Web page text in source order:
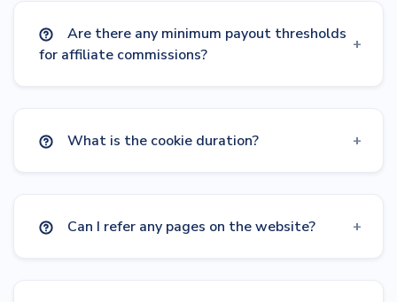
Are there any minimum payout thresholds
for affiliate commissions?
What is the cookie duration?
Can I refer any pages on the website?